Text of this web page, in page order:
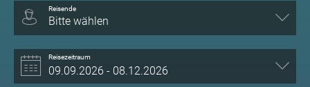
Reisende
Bitte wählen
Reisezeitraum